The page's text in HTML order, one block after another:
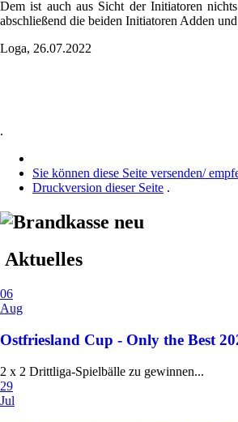
Dem ist auch aus Sicht der Initiatoren
abschließend die beiden Initiatoren Adden
Loga, 26.07.2022
.
Sie können diese Seite versenden/
Druckversion dieser Seite .
Aktuelles
06
Aug
Ostfriesland Cup - Only the Best
2 x 2 Drittliga-Spielbälle zu gewinnen...
29
Jul